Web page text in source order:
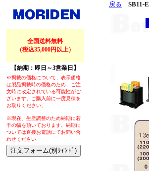
戻る ｜ SB11-E
全国送料無料
（税込35,000円以上）
【納期：即日～3営業日】
※掲載の価格について、表示価格
は製品掲載時の価格のため、ご注
文時に改定されている可能性がご
ざいます。ご購入前に一度見積を
お取りください。
※現在、生産調整のため納期に若
干の幅を頂いております。納期に
ついては直接お電話にてお問い合
わせください